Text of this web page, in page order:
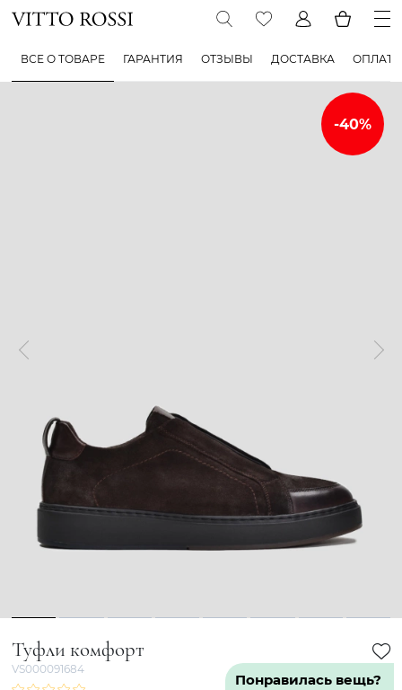
ВСЕ О ТОВАРЕ ГАРАНТИЯ ОТЗЫВЫ ДОСТАВКА ОПЛАТА
1 2 3 4 5 6 7 8
Туфли комфорт
VS000091684
Понравилась вещь?